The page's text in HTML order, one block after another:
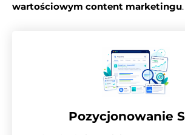
wartościowym content marketingu.
Pozycjonowanie